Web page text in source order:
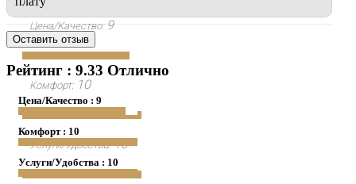
Цена/Качество: 9
Комфорт: 10
Услуги/Удобства:10
Оставить отзыв
Рейтинг : 9.33 Отлично
Цена/Качество : 9
Комфорт : 10
Услуги/Удобства : 10